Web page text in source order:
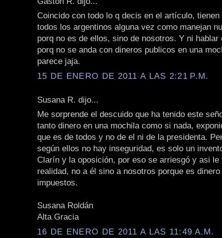
Coincido con todo lo q decis en el artículo,
todos los argentinos alguna vez como manejan
porq no es de ellos, sino de nosotros. Y ni hablar
porq no se anda con dineros publicos en una
parece jaja.
15 DE ENERO DE 2011 A LAS 2:21 P.M.
Susana R. dijo...
Me sorprende el descuido que ha tenido este
tanto dinero en una mochila como si nada,
que es de todos y no de el ni de la presidenta.
según ellos no hay inseguridad, es solo un
Clarín y la oposición, por eso se arriesgó y asi le
realidad, no a él sino a nosotros porque es
impuestos.
Susana Roldán
Alta Gracia
16 DE ENERO DE 2011 A LAS 11:49 A.M.